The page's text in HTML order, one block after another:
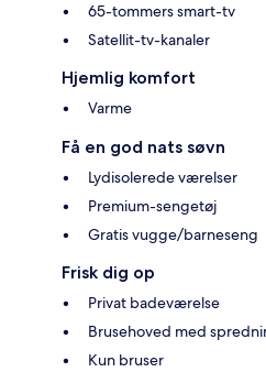
65-tommers smart-tv
Satellit-tv-kanaler
Hjemlig komfort
Varme
Få en god nats søvn
Lydisolerede værelser
Premium-sengetøj
Gratis vugge/barneseng
Frisk dig op
Privat badeværelse
Brusehoved med
Kun bruser